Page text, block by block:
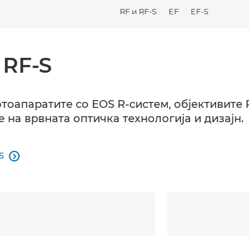
RF и RF-S EF EF-S
S
со EOS R-систем,
врвната оптичка технологија и дизајн.
